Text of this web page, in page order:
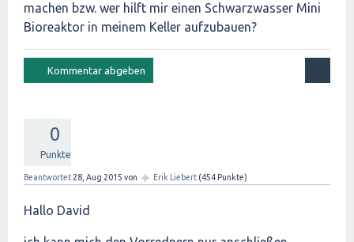
machen bzw. wer hilft mir einen Schwarzwasser Mini
Bioreaktor in meinem Keller aufzubauen?
0
Punkte
Beantwortet 28, Aug 2015 von ✦ Erik Liebert (454 Punkte)
Hallo David